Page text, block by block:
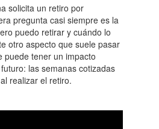
solicita un retiro por
pregunta casi siempre es la
puedo retirar y cuándo lo
otro aspecto que suele pasar
puede tener un impacto
las semanas cotizadas
realizar el retiro.